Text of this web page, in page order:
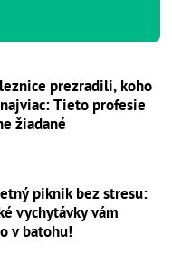
prezradili, koho
Tieto profesie
žiadané
piknik bez stresu:
vychytávky vám
v batohu!